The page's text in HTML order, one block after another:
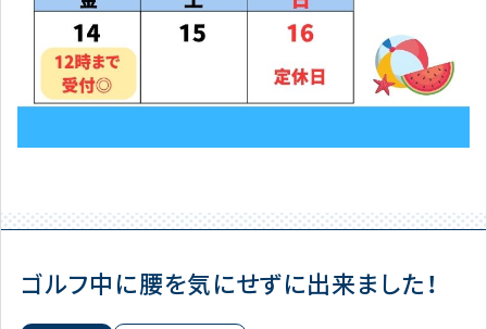
ゴルフ中に腰を気にせずに出来ました！